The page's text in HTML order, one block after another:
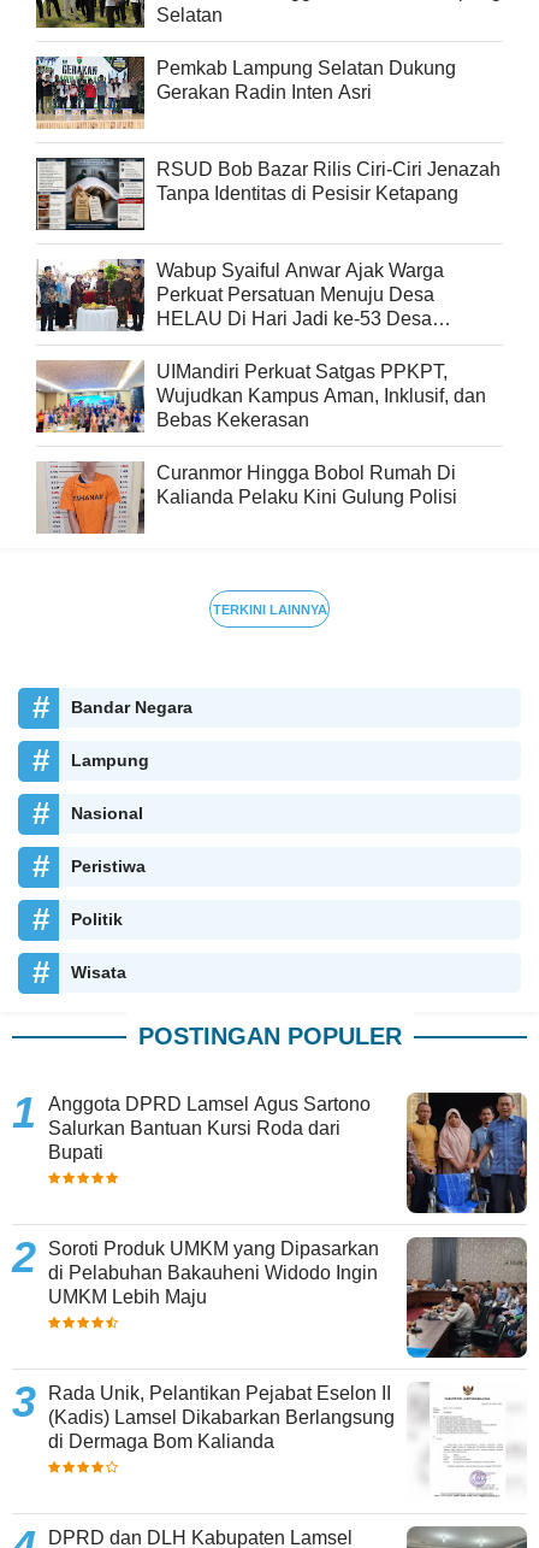
Selatan
Pemkab Lampung Selatan Dukung
Gerakan Radin Inten Asri
RSUD Bob Bazar Rilis Ciri-Ciri Jenazah
Tanpa Identitas di Pesisir Ketapang
Wabup Syaiful Anwar Ajak Warga
Perkuat Persatuan Menuju Desa
HELAU Di Hari Jadi ke-53 Desa
Beringin Kencana
UIMandiri Perkuat Satgas PPKPT,
Wujudkan Kampus Aman, Inklusif, dan
Bebas Kekerasan
Curanmor Hingga Bobol Rumah Di
Kalianda Pelaku Kini Gulung Polisi
TERKINI LAINNYA
Bandar Negara
Lampung
Nasional
Peristiwa
Politik
Wisata
POSTINGAN POPULER
Anggota DPRD Lamsel Agus Sartono
Salurkan Bantuan Kursi Roda dari
Bupati
Soroti Produk UMKM yang Dipasarkan
di Pelabuhan Bakauheni Widodo Ingin
UMKM Lebih Maju
Rada Unik, Pelantikan Pejabat Eselon II
(Kadis) Lamsel Dikabarkan Berlangsung
di Dermaga Bom Kalianda
DPRD dan DLH Kabupaten Lamsel